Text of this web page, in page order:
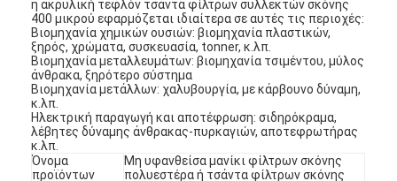
η ακρυλική τεφλόν τσάντα φίλτρων συλλεκτών σκόνης
400 μικρού εφαρμόζεται ιδιαίτερα σε αυτές τις περιοχές:
Βιομηχανία χημικών ουσιών: βιομηχανία πλαστικών,
ξηρός, χρώματα, συσκευασία, tonner, κ.λπ.
Βιομηχανία μεταλλευμάτων: βιομηχανία τσιμέντου, μύλος
άνθρακα, ξηρότερο σύστημα
Βιομηχανία μετάλλων: χαλυβουργία, με κάρβουνο δύναμη,
κ.λπ.
Ηλεκτρική παραγωγή και αποτέφρωση: σιδηρόκραμα,
λέβητες δύναμης άνθρακας-πυρκαγιών, αποτεφρωτήρας
κ.λπ.
Όνομα
προϊόντων
Μη υφανθείσα μανίκι φίλτρων σκόνης
πολυεστέρα ή τσάντα φίλτρων σκόνης